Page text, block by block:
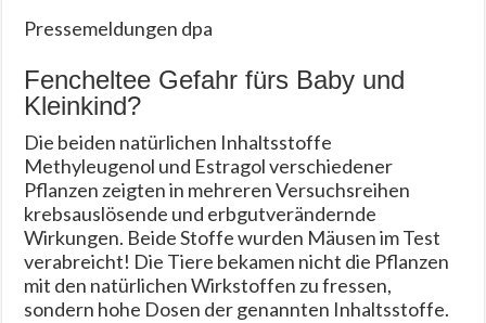
Pressemeldungen dpa
Fencheltee Gefahr fürs Baby und
Kleinkind?
Die beiden natürlichen Inhaltsstoffe
Methyleugenol und Estragol verschiedener
Pflanzen zeigten in mehreren Versuchsreihen
krebsauslösende und erbgutverändernde
Wirkungen. Beide Stoffe wurden Mäusen im Test
verabreicht! Die Tiere bekamen nicht die Pflanzen
mit den natürlichen Wirkstoffen zu fressen,
sondern hohe Dosen der genannten Inhaltsstoffe.